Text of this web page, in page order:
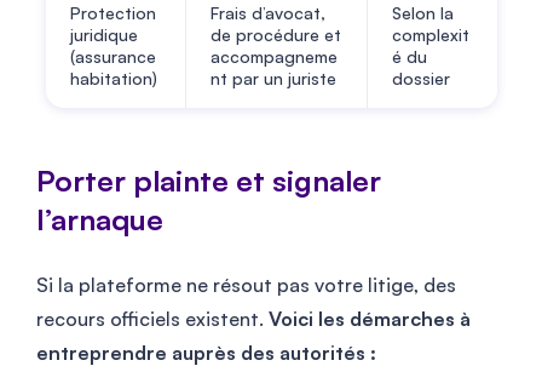
Protection
juridique
(assurance
habitation)
Frais d’avocat,
de procédure et
accompagneme
nt par un juriste
Selon la
complexit
é du
dossier
Porter plainte et signaler
l’arnaque
Si la plateforme ne résout pas votre litige, des
recours officiels existent. Voici les démarches à
entreprendre auprès des autorités :